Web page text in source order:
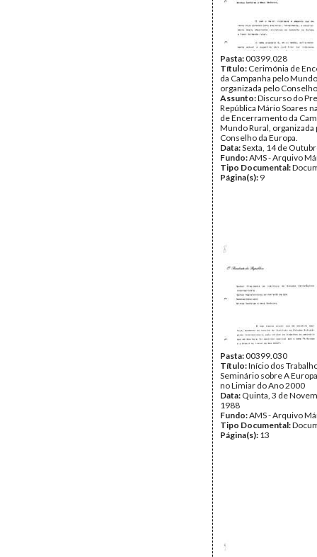
Pasta:00399.028
Título: Cerimónia de
da Campanha pelo
organizada pelo
Assunto:Discurso do
República Mário Soares
de Encerramento da
Mundo Rural, organizada
Conselho da Europa.
Data:Sexta, 14 de
Fundo:AMS - Arquivo
Tipo Documental:
Página(s): 9
Pasta:00399.030
Título:Início dos
Seminário sobre A
no Limiar do Ano 2000
Data: Quinta, 3 de
1988
Fundo:AMS - Arquivo
Tipo Documental:
Página(s): 13